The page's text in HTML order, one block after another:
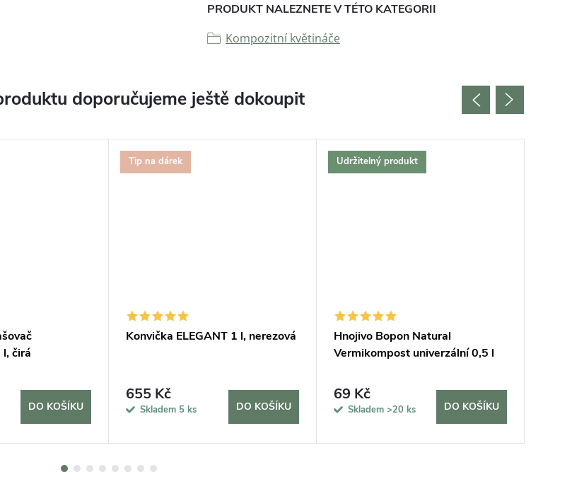
PRODUKT NALEZNETE V TÉTO KATEGORII
Kompozitní květináče
doporučujeme ještě dokoupit
l, čirá
DO KOŠÍKU
Tip na dárek
Konvička ELEGANT 1 l, nerezová
655 Kč
Skladem 5 ks DO KOŠÍKU
Udržitelný produkt
Hnojivo Bopon Natural
Vermikompost univerzální 0,5 l
69 Kč
Skladem >20 ks DO KOŠÍKU